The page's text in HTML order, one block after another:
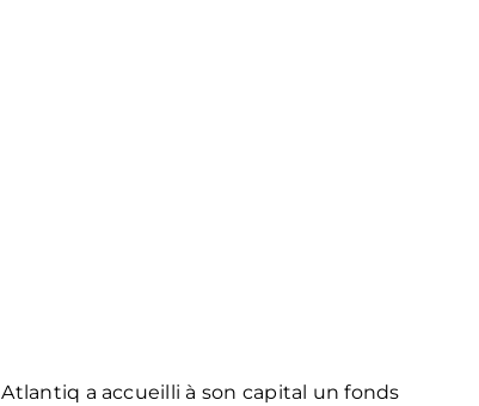
a accueilli à son capital un fonds